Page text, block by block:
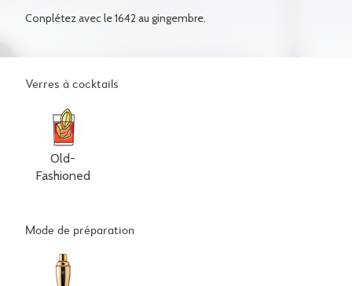
Conplétez avec le 1642 au gingembre.
Verres à cocktails
Old-
Fashioned
Mode de préparation